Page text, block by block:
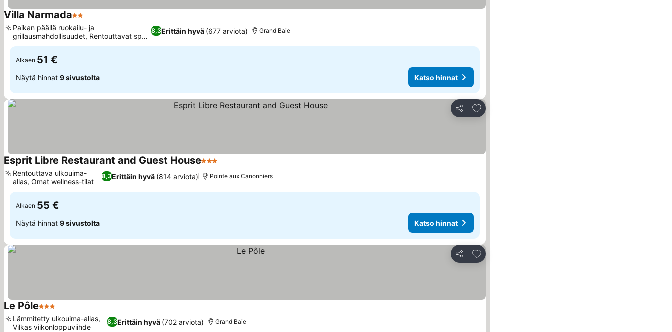
Villa Narmada2 Tähtiluokitus
8,3Erittäin hyvä (677 arviota)
Paikan päällä ruokailu- ja
grillausmahdollisuudet, Rentouttavat spa-
ja hyvinvointipalvelut
Grand Baie
Alkaen 51 €
Näytä hinnat 9 sivustolta Katso hinnat
Jaa
Lisää suosikkeihin
Esprit Libre Restaurant and Guest House3 Tähtiluokitus
8,3Erittäin hyvä (814 arviota)
Rentouttava ulkouima-
allas, Omat wellness-tilat
Pointe aux Canonniers
Alkaen 55 €
Näytä hinnat 9 sivustolta Katso hinnat
Jaa
Lisää suosikkeihin
Le Pôle3 Tähtiluokitus
8,3Erittäin hyvä (702 arviota)
Lämmitetty ulkouima-allas,
Vilkas viikonloppuviihde
Grand Baie